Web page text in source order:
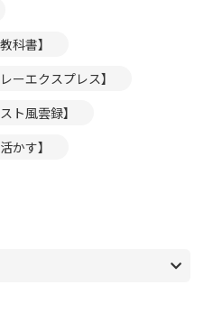
科書】
ーエクスプレス】
ト風雲録】
かす】